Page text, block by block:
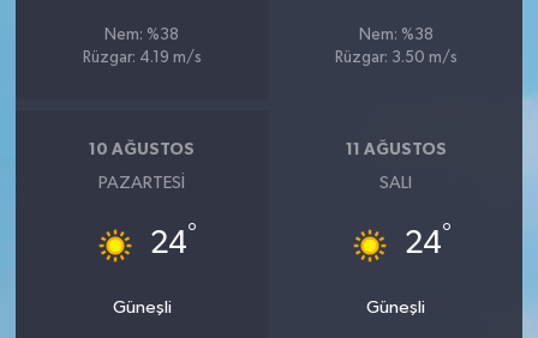
Nem: %38
Rüzgar: 4.19 m/s
Nem: %38
Rüzgar: 3.50 m/s
10 AĞUSTOS
PAZARTESI
24°
Güneşli
11 AĞUSTOS
SALI
24°
Güneşli